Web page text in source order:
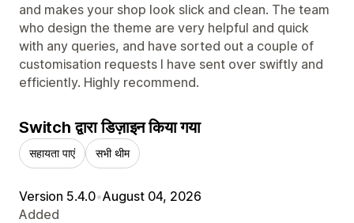
and makes your shop look slick and clean. The team
who design the theme are very helpful and quick
with any queries, and have sorted out a couple of
customisation requests I have sent over swiftly and
efficiently. Highly recommend.
Switch द्वारा डिज़ाइन किया गया
सहायता पाएं सभी थीम
Version 5.4.0•August 04, 2026
Added